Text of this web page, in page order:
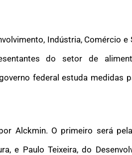
Indústria, Comércio e
do setor de
federal estuda medidas
Alckmin. O primeiro será
e Paulo Teixeira, do